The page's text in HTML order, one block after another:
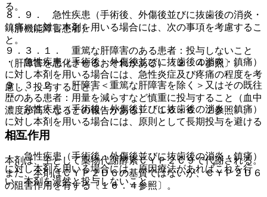
る。
（肝機能障害患者）
９．３．１． 重篤な肝障害のある患者：投与しないこと
（肝障害を悪化させるおそれがある）〔２．４参照〕。
９．３．２． 肝障害＜重篤な肝障害を除く＞又はその既往
歴のある患者：用量を減らすなど慎重に投与すること（血中
濃度が高くなるとの報告がある）〔１６．６．２参照〕。
相互作用
本剤は、主として薬物代謝酵素ＣＹＰ２Ｃ９で代謝される。
また、本剤はＣＹＰ２Ｄ６の基質ではないが、ＣＹＰ２Ｄ６
の阻害作用を有する〔１６．４参照〕。
８．９． 急性疾患（手術後、外傷後並びに抜歯後の消炎・
鎮痛）に対し本剤を用いる場合には、次の事項を考慮するこ
と。
・ 急性疾患（手術後・外傷後並びに抜歯後の消炎・鎮痛）
に対し本剤を用いる場合には、急性炎症及び疼痛の程度を考
慮し、投与すること。
・ 急性疾患（手術後・外傷後並びに抜歯後の消炎・鎮痛）
に対し本剤を用いる場合には、原則として長期投与を避ける
こと。
・ 急性疾患（手術後・外傷後並びに抜歯後の消炎・鎮痛）
に対し本剤を用いる場合には、原因療法があればこれを行
い、本剤を漫然と投与しないこと。